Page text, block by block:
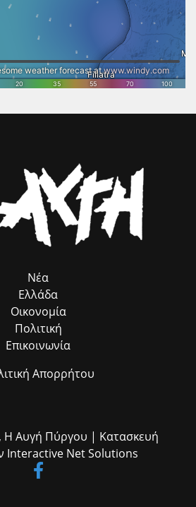
δεν αποτελούν απλώς μια τεχνική
προτεραιότητα. Η Πολιτεία οφείλει να
διαδικασίες, ώστε η μοναδική
αναδειχθεί ξανά στο φυσικό της
τη θέση που πραγματικά της αξίζει
Το Επιμελητήριο Ηλείας θα συνεχίσει
που συνδέει τον πολιτισμό με τη
και την εξωστρέφεια του
στο μέλλον της Ηλείας και στις
Νέα
Ελλάδα
Οικονομία
Πολιτική
Επικοινωνία
Απορρήτου
Η Αυγή Πύργου | Κατασκευή
Interactive Net Solutions